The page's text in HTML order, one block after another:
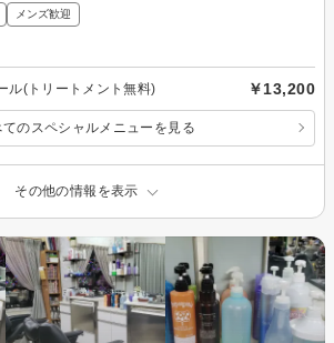
メンズ歓迎
ル(トリートメント無料) ￥13,200
てのスペシャルメニューを見る
その他の情報を表示